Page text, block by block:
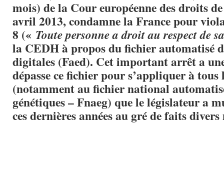
mois) de la Cour européenne des droits
avril 2013, condamne la France pour
8 (« Toute personne a droit au respect de
la CEDH à propos du fichier automatisé
digitales (Faed). Cet important arrêt a
dépasse ce fichier pour s’appliquer à tous
(notamment au fichier national
génétiques – Fnaeg) que le législateur a
ces dernières années au gré de faits